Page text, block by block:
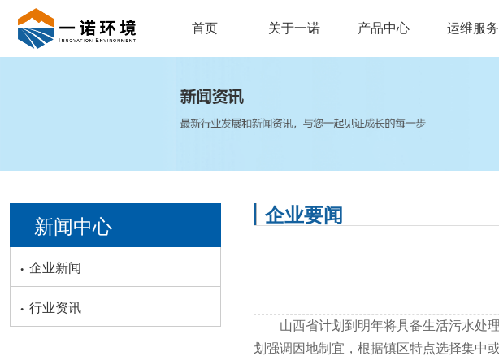
首页 关于一诺 产品中心 运维服务
新闻中心
· 企业新闻
· 行业资讯
企业要闻
山西省计划到明年将具备生活污水处理
划强调因地制宜，根据镇区特点选择集中